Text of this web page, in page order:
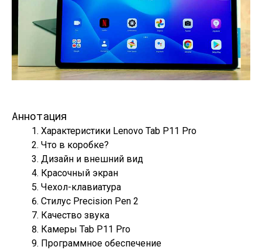
Аннотация
Характеристики Lenovo Tab P11 Pro
Что в коробке?
Дизайн и внешний вид
Красочный экран
Чехол-клавиатура
Стилус Precision Pen 2
Качество звука
Камеры Tab P11 Pro
Программное обеспечение